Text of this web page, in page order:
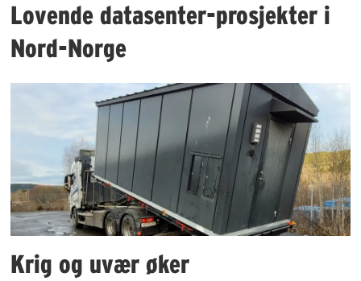
Lovende datasenter-prosjekter i
Nord-Norge
Krig og uvær øker